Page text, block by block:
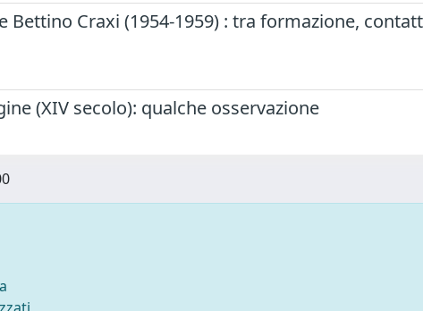
Bettino Craxi (1954-1959) : tra formazione,
(XIV secolo): qualche osservazione